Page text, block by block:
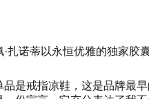
诺蒂以永恒优雅的独家胶
品是戒指凉鞋，这是品牌最